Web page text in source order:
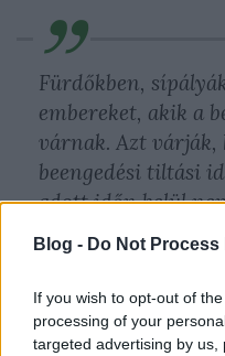
Blog - Do Not
If you wish to opt-out of
processing of your
targeted advertising by
Fürdőkben,
embereket, akik a
várnak. Azt várják,
beengedési tiltási
adott időn belül
rendszer. Különben
után átadni a
bejöhetne vele.